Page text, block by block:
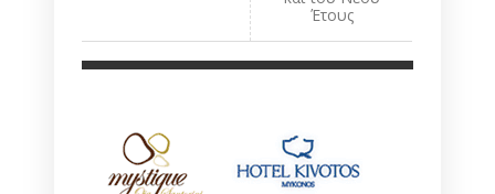
Έτους